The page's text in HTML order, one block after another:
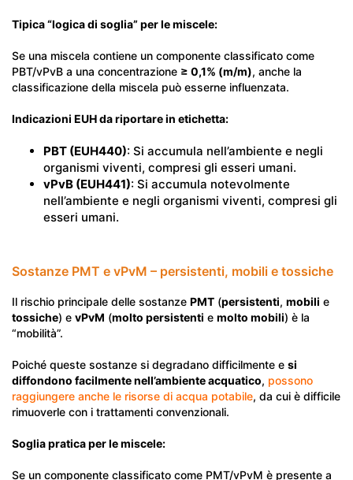
Tipica “logica di soglia” per le miscele:
Se una miscela contiene un componente classificato come
PBT/vPvB a una concentrazione ≥ 0,1% (m/m), anche la
classificazione della miscela può esserne influenzata.
Indicazioni EUH da riportare in etichetta:
PBT (EUH440): Si accumula nell’ambiente e negli
organismi viventi, compresi gli esseri umani.
vPvB (EUH441): Si accumula notevolmente
nell’ambiente e negli organismi viventi, compresi gli
esseri umani.
Sostanze PMT e vPvM – persistenti, mobili e tossiche
Il rischio principale delle sostanze PMT (persistenti, mobili e
tossiche) e vPvM (molto persistenti e molto mobili) è la
“mobilità”.
Poiché queste sostanze si degradano difficilmente e si
diffondono facilmente nell’ambiente acquatico, possono
raggiungere anche le risorse di acqua potabile, da cui è difficile
rimuoverle con i trattamenti convenzionali.
Soglia pratica per le miscele:
Se un componente classificato come PMT/vPvM è presente a